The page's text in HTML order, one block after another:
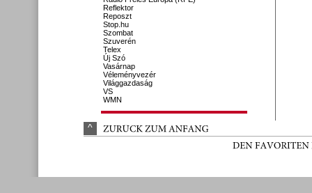
Reflektor
Reposzt
Stop.hu
Szombat
Szuverén
Telex
Új Szó
Vasárnap
Véleményvezér
Világgazdaság
VS
WMN
^ ZURÜCK ZUM ANFANG
DEN FAVORITEN